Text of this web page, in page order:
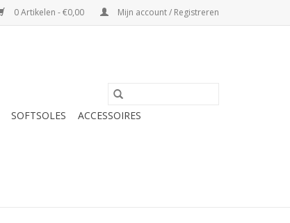
0 Artikelen - €0,00 Mijn account / Registreren
SOFTSOLES
ACCESSOIRES